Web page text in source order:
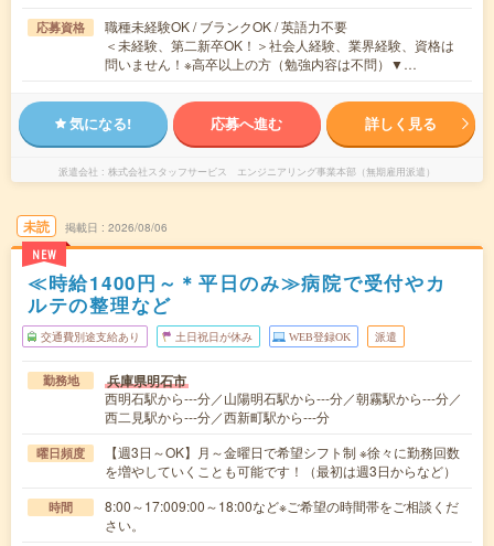
応募資格
職種未経験OK / ブランクOK / 英語力不要
＜未経験、第二新卒OK！＞社会人経験、業界経験、資格は
問いません！※高卒以上の方（勉強内容は不問）▼…
気になる! 応募へ進む 詳しく見る
派遣会社 株式会社スタッフサービス エンジニアリング事業本部（無期雇用派遣）
未読
NEW
掲載日 2026/08/06
≪時給1400円～＊平日のみ≫病院で受付やカ
ルテの整理など
交通費別途支給あり 土日祝日が休み WEB登録OK 派遣
勤務地 兵庫県明石市
西明石駅から---分／山陽明石駅から---分／朝霧駅から---分／
西二見駅から---分／西新町駅から---分
曜日頻度
【週3日～OK】月～金曜日で希望シフト制 ※徐々に勤務回数
を増やしていくことも可能です！（最初は週3日からなど）
時間
8:00～17:009:00～18:00など※ご希望の時間帯をご相談くだ
さい。